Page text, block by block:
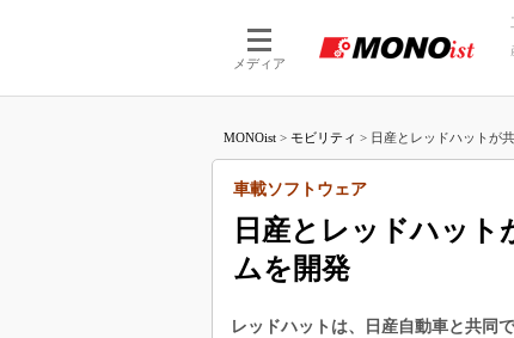
メディア
つながる工
AI×
MONOist > モビリティ > 日産とレッドハットが
日産とレッドハット
ムを開発
車載ソフトウェア
レッドハットは、日産自動車と共同